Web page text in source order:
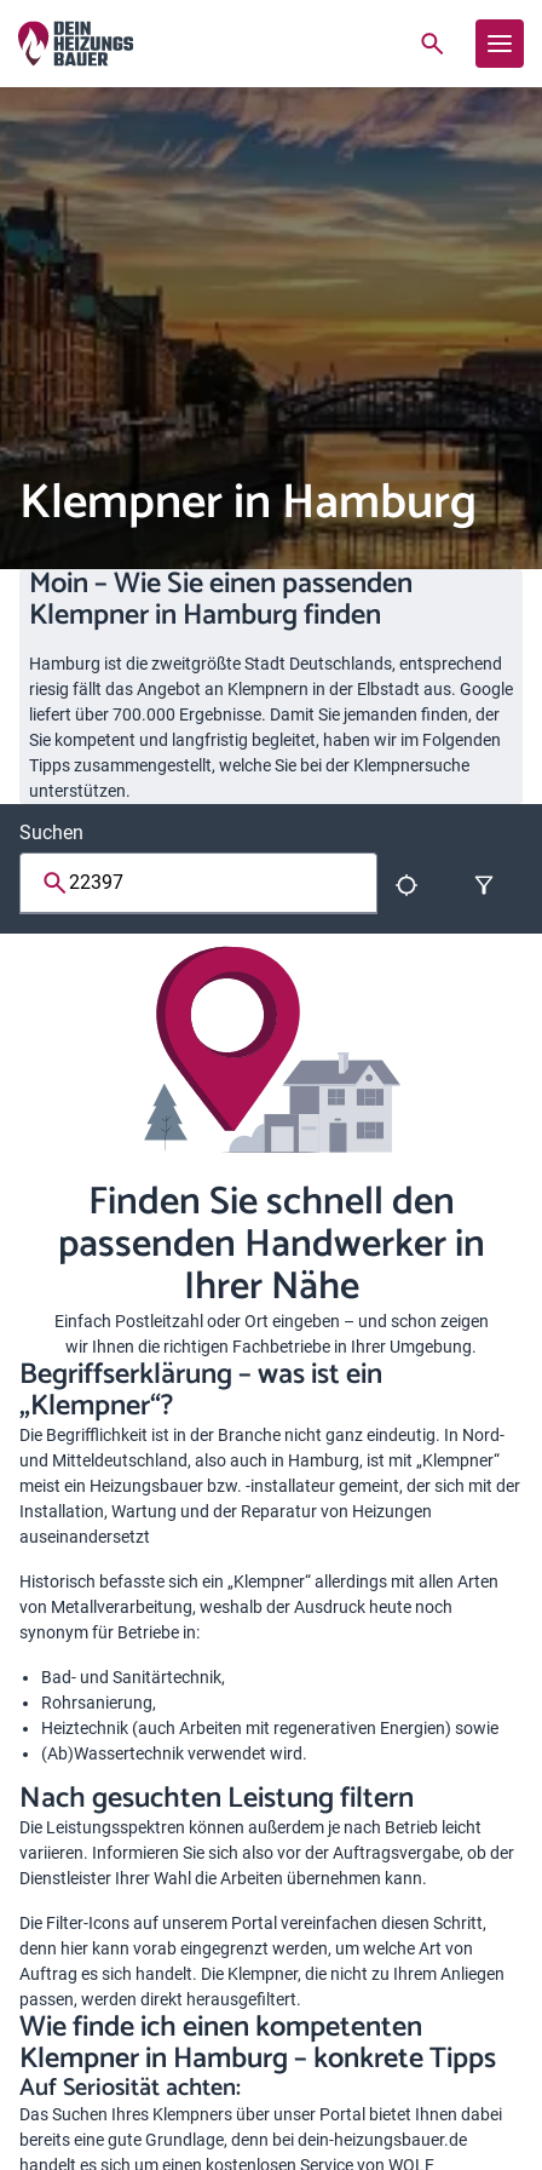
Klempner in Hamburg
Moin – Wie Sie einen passenden
Klempner in Hamburg finden
Hamburg ist die zweitgrößte Stadt Deutschlands, entsprechend
riesig fällt das Angebot an Klempnern in der Elbstadt aus. Google
liefert über 700.000 Ergebnisse. Damit Sie jemanden finden, der
Sie kompetent und langfristig begleitet, haben wir im Folgenden
Tipps zusammengestellt, welche Sie bei der Klempnersuche
unterstützen.
Suchen
Finden Sie schnell den
passenden Handwerker in
Ihrer Nähe
Einfach Postleitzahl oder Ort eingeben – und schon zeigen
wir Ihnen die richtigen Fachbetriebe in Ihrer Umgebung.
Begriffserklärung – was ist ein
„Klempner“?
Die Begrifflichkeit ist in der Branche nicht ganz eindeutig. In Nord-
und Mitteldeutschland, also auch in Hamburg, ist mit „Klempner“
meist ein Heizungsbauer bzw. -installateur gemeint, der sich mit der
Installation, Wartung und der Reparatur von Heizungen
auseinandersetzt
Historisch befasste sich ein „Klempner“ allerdings mit allen Arten
von Metallverarbeitung, weshalb der Ausdruck heute noch
synonym für Betriebe in:
Bad- und Sanitärtechnik,
Rohrsanierung,
Heiztechnik (auch Arbeiten mit regenerativen Energien) sowie
(Ab)Wassertechnik verwendet wird.
Nach gesuchten Leistung filtern
Die Leistungsspektren können außerdem je nach Betrieb leicht
variieren. Informieren Sie sich also vor der Auftragsvergabe, ob der
Dienstleister Ihrer Wahl die Arbeiten übernehmen kann.
Die Filter-Icons auf unserem Portal vereinfachen diesen Schritt,
denn hier kann vorab eingegrenzt werden, um welche Art von
Auftrag es sich handelt. Die Klempner, die nicht zu Ihrem Anliegen
passen, werden direkt herausgefiltert.
Wie finde ich einen kompetenten
Klempner in Hamburg – konkrete Tipps
Auf Seriosität achten:
Das Suchen Ihres Klempners über unser Portal bietet Ihnen dabei
bereits eine gute Grundlage, denn bei dein-heizungsbauer.de
handelt es sich um einen kostenlosen Service von WOLF